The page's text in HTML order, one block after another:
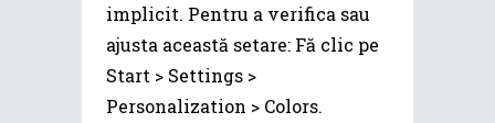
implicit. Pentru a verifica sau
ajusta această setare: Fă clic pe
Start > Settings >
Personalization > Colors.